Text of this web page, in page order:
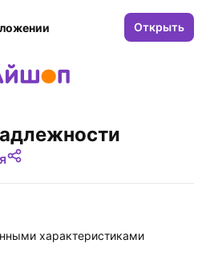
Открыть
характеристиками